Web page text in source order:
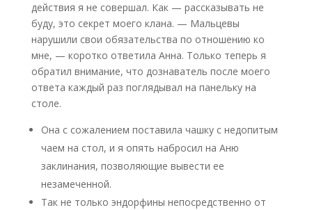
действия я не совершал. Как — рассказывать не
буду, это секрет моего клана. — Мальцевы
нарушили свои обязательства по отношению ко
мне, — коротко ответила Анна. Только теперь я
обратил внимание, что дознаватель после моего
ответа каждый раз поглядывал на панельку на
столе.
Она с сожалением поставила чашку с недопитым
чаем на стол, и я опять набросил на Аню
заклинания, позволяющие вывести ее
незамеченной.
Так не только эндорфины непосредственно от